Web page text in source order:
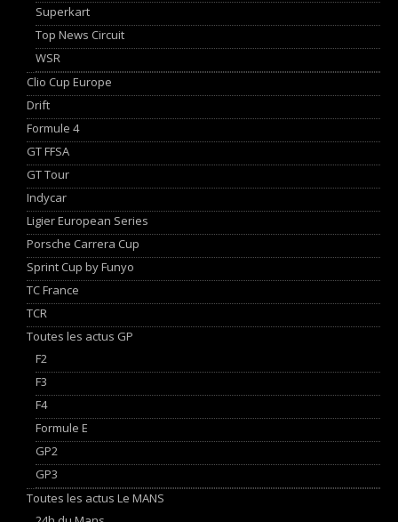
Superkart
Top News Circuit
WSR
Clio Cup Europe
Drift
Formule 4
GT FFSA
GT Tour
Indycar
Ligier European Series
Porsche Carrera Cup
Sprint Cup by Funyo
TC France
TCR
Toutes les actus GP
F2
F3
F4
Formule E
GP2
GP3
Toutes les actus Le MANS